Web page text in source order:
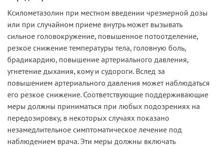
Ксилометазолин при местном введении чрезмерной дозы
или при случайном приеме внутрь может вызывать
сильное головокружение, повышенное потоотделение,
резкое снижение температуры тела, головную боль,
брадикардию, повышение артериального давления,
угнетение дыхания, кому и судороги. Вслед за
повышением артериального давления может наблюдаться
его резкое снижение. Соответствующие поддерживающие
меры должны приниматься при любых подозрениях на
передозировку, в некоторых случаях показано
незамедлительное симптоматическое лечение под
наблюдением врача. Эти меры должны включать